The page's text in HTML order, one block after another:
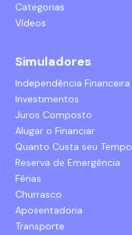
Categorias
Vídeos
Simuladores
Independência Financeira
Investimentos
Juros Composto
Alugar o Financiar
Quanto Custa seu Tempo
Reserva de Emergência
Férias
Churrasco
Aposentadoria
Transporte